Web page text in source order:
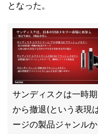
となった。
サンディスクは一時
から撤退(という表現
ージの製品ジャンル